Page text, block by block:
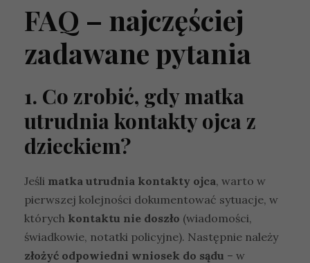
FAQ – najczęściej
zadawane pytania
1. Co zrobić, gdy matka
utrudnia kontakty ojca z
dzieckiem?
Jeśli matka utrudnia kontakty ojca, warto w
pierwszej kolejności dokumentować sytuacje, w
których kontaktu nie doszło (wiadomości,
świadkowie, notatki policyjne). Następnie należy
złożyć odpowiedni wniosek do sądu – w